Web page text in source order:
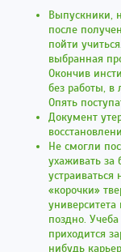
Выпускники,
после
пойти
выбранная
Окончив
без работы, в
Опять
Документ
Не смогли
ухаживать
«корочки»
поздно.
приходится
нибудь